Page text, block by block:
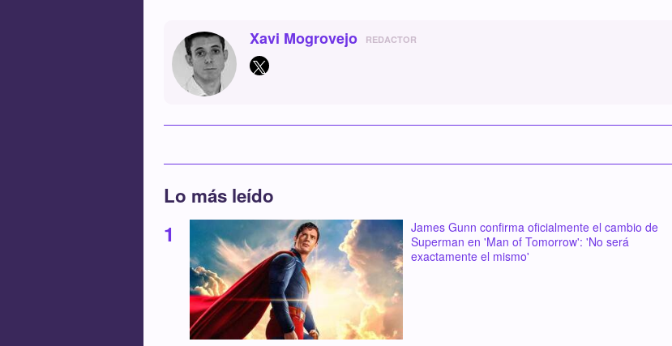
Xavi Mogrovejo REDACTOR
Lo más leído
James Gunn confirma oficialmente el cambio de
Superman en 'Man of Tomorrow': 'No será
exactamente el mismo'